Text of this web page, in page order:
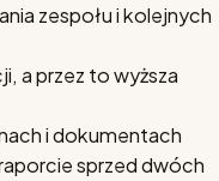
zespołu i kolejnych
a przez to wyższa
i dokumentach
sprzed dwóch